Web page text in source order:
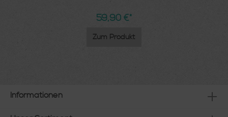
59,90 €*
Zum Produkt
Informationen